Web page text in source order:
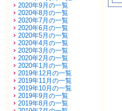
2020年9月の一覧
2020年8月の一覧
2020年7月の一覧
2020年6月の一覧
2020年5月の一覧
2020年4月の一覧
2020年3月の一覧
2020年2月の一覧
2020年1月の一覧
2019年12月の一覧
2019年11月の一覧
2019年10月の一覧
2019年9月の一覧
2019年8月の一覧